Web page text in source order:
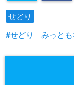
せどり
せどり みっとも